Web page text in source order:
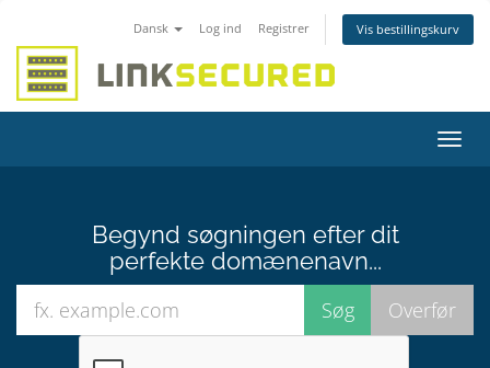
Dansk Log ind Registrer Vis bestillingskurv
Skift
Begynd søgningen efter dit
perfekte domænenavn...